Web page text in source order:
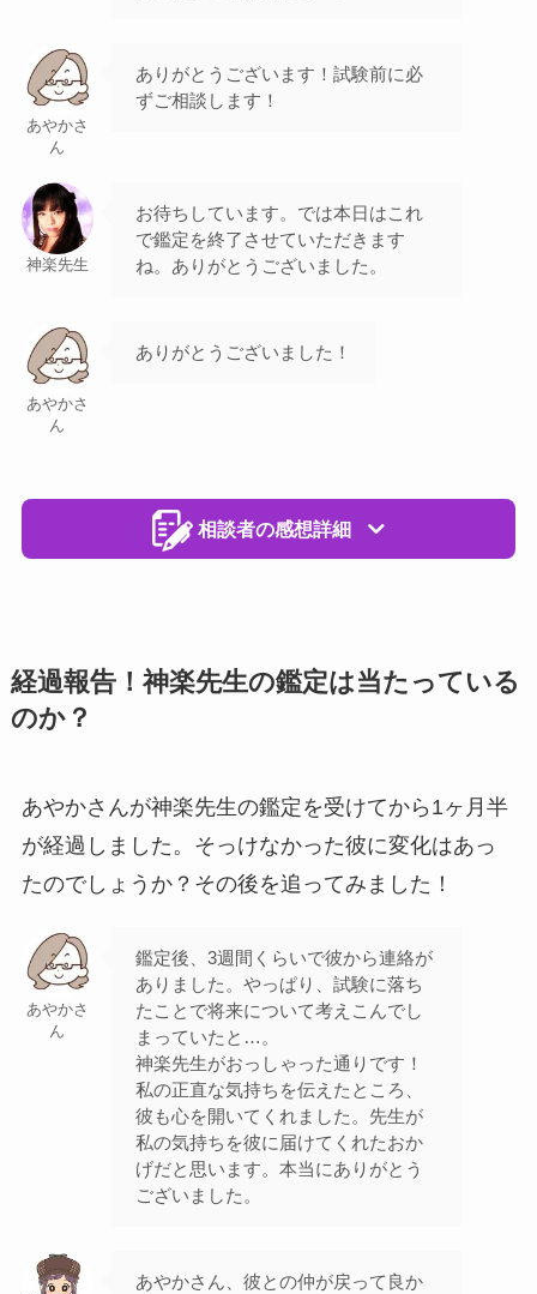
あやかさ
ん
ありがとうございます！試験前に必
ずご相談します！
神楽先生
お待ちしています。では本日はこれ
で鑑定を終了させていただきます
ね。ありがとうございました。
あやかさ
ん
ありがとうございました！
相談者の感想詳細
経過報告！神楽先生の鑑定は当たっている
のか？
あやかさんが神楽先生の鑑定を受けてから1ヶ月半
が経過しました。そっけなかった彼に変化はあっ
たのでしょうか？その後を追ってみました！
あやかさ
ん
鑑定後、3週間くらいで彼から連絡が
ありました。やっぱり、試験に落ち
たことで将来について考えこんでし
まっていたと…。
神楽先生がおっしゃった通りです！
私の正直な気持ちを伝えたところ、
彼も心を開いてくれました。先生が
私の気持ちを彼に届けてくれたおか
げだと思います。本当にありがとう
ございました。
あやかさん、彼との仲が戻って良か